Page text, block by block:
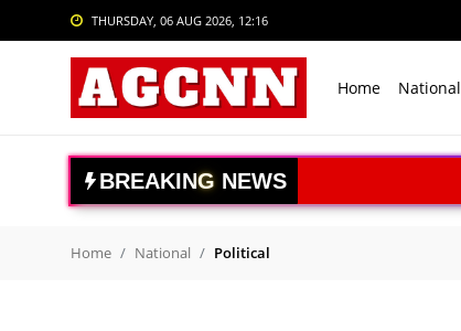
THURSDAY, 06 AUG 2026, 12:16
Home National
Login Register
National
International
BREAKING NEWS
Home National Political